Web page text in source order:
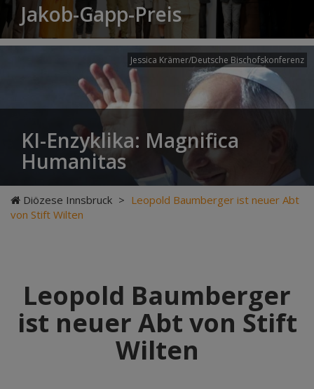
Jakob-Gapp-Preis
Jessica Krämer/Deutsche Bischofskonferenz
KI-Enzyklika: Magnifica
Humanitas
Diözese Innsbruck > Leopold Baumberger ist neuer Abt
von Stift Wilten
Leopold Baumberger
ist neuer Abt von Stift
Wilten